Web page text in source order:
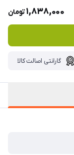
1,838,000تومان
گارانتی اصالت کالا